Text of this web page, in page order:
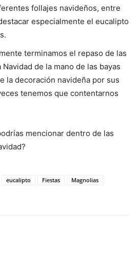
follajes navideños, entre
especialmente el eucalipto
terminamos el repaso de las
de la mano de las bayas
la decoración navideña por sus
tenemos que contentarnos
mencionar dentro de las
eucalipto Fiestas
Magnolias